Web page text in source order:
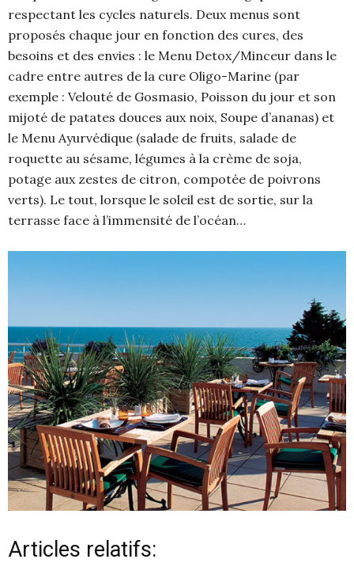
respectant les cycles naturels. Deux menus sont
proposés chaque jour en fonction des cures, des
besoins et des envies : le Menu Detox/Minceur dans le
cadre entre autres de la cure Oligo-Marine (par
exemple : Velouté de Gosmasio, Poisson du jour et son
mijoté de patates douces aux noix, Soupe d’ananas) et
le Menu Ayurvédique (salade de fruits, salade de
roquette au sésame, légumes à la crème de soja,
potage aux zestes de citron, compotée de poivrons
verts). Le tout, lorsque le soleil est de sortie, sur la
terrasse face à l’immensité de l’océan…
Articles relatifs: